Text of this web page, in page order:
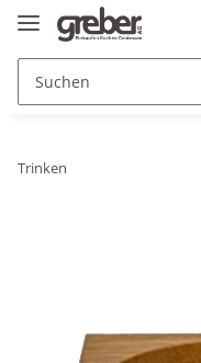
Trinken